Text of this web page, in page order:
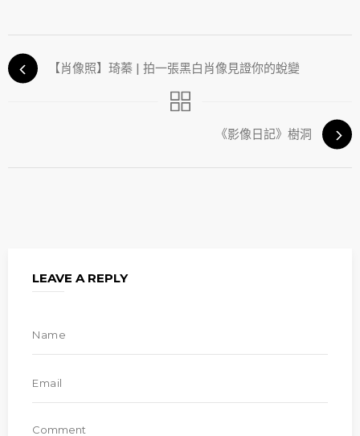
【肖像照】琦蓁 | 拍一張黑白肖像見證你的蛻變
《影像日記》樹洞
LEAVE A REPLY